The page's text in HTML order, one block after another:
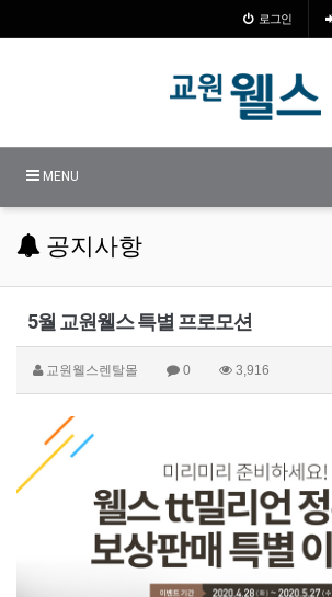
로그인
MENU
공지사항
5월 교원웰스 특별 프로모션
교원웰스렌탈몰 0 3,916